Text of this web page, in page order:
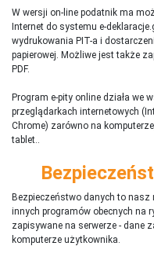
W wersji on-line podatnik ma
Internet do systemu e-
wydrukowania PIT-a i
papierowej. Możliwe jest także
PDF.
Program e-pity online działa we
przeglądarkach internetowych
Chrome) zarówno na
tablet..
Bezpieczeństwo danych to nasz
innych programów obecnych na
zapisywane na serwerze - dane
komputerze użytkownika.